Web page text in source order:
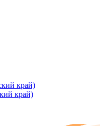
край)
край)